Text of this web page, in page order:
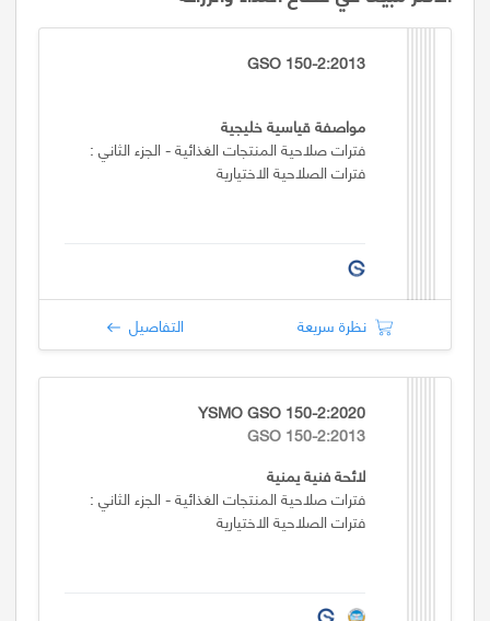
GSO 150-2:2013
مواصفة قياسية خليجية
فترات صلاحية المنتجات الغذائية - الجزء الثاني :
فترات الصلاحية الاختيارية
نظرة سريعة التفاصيل
YSMO GSO 150-2:2020
GSO 150-2:2013
لائحة فنية يمنية
فترات صلاحية المنتجات الغذائية - الجزء الثاني :
فترات الصلاحية الاختيارية